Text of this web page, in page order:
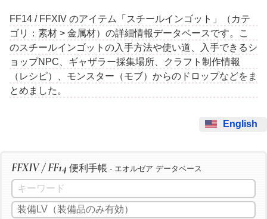
FF14 / FFXIV のアイテム「スチールインゴット」（カテ
ゴリ：素材 > 金属材）の詳細情報データベースです。こ
のスチールインゴットの入手方法や使い道、入手できるシ
ョップNPC、ギャザラー採集場所、クラフト制作情報
（レシピ）、モンスター（モブ）からのドロップなどをま
とめました。
English
FFXIV / FF14 便利手帳 - エオルゼア データベース